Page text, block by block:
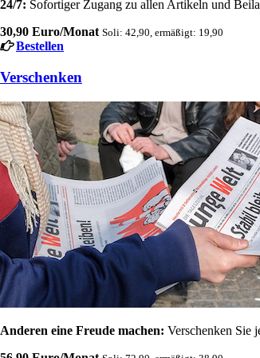
24/7: Sofortiger Zugang zu allen Artikeln und
30,90 Euro/Monat Soli: 42,90, ermäßigt: 19,90
Bestellen
Verschenken
Anderen eine Freude machen: Verschenken Sie